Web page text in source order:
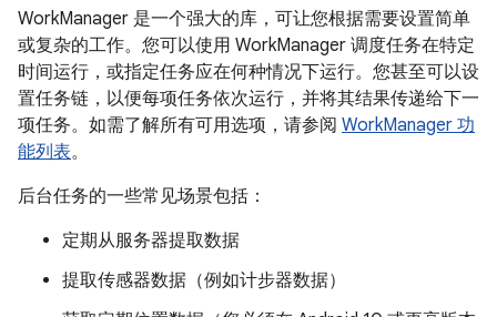
WorkManager 是一个强大的库，可让您根据需要设置简单
或复杂的工作。您可以使用 WorkManager 调度任务在特定
时间运行，或指定任务应在何种情况下运行。您甚至可以设
置任务链，以便每项任务依次运行，并将其结果传递给下一
项任务。如需了解所有可用选项，请参阅 WorkManager 功
能列表。
后台任务的一些常见场景包括：
定期从服务器提取数据
提取传感器数据（例如计步器数据）